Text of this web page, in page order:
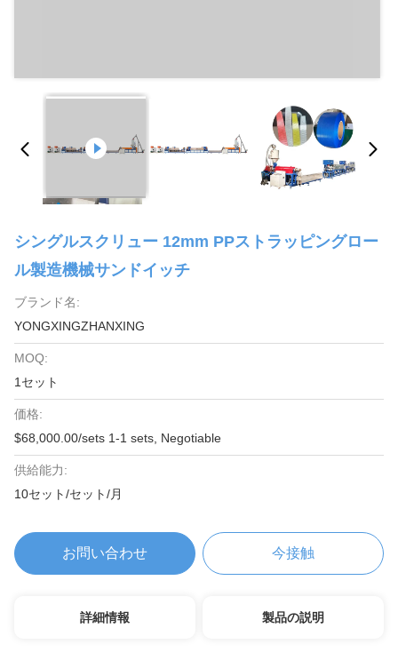
シングルスクリュー 12mm PPストラッピングロー
ル製造機械サンドイッチ
ブランド名:
YONGXINGZHANXING
MOQ:
1セット
価格:
$68,000.00/sets 1-1 sets, Negotiable
供給能力:
10セット/セット/月
お問い合わせ 今接触
詳細情報 製品の説明